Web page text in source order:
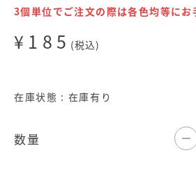
3個単位でご注文の際は各色均等にお
¥185 (税込)
在庫状態 : 在庫有り
数量